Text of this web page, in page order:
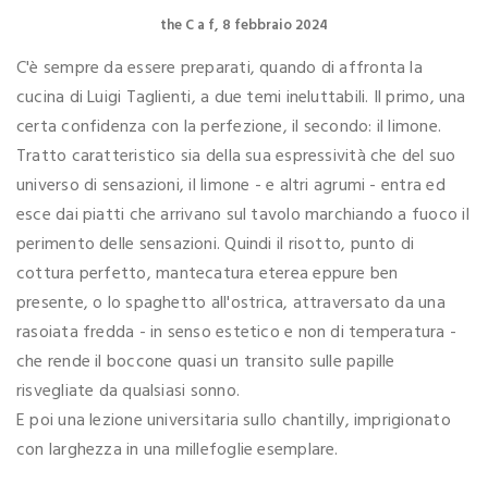
the C a f 8 febbraio 2024
C'è sempre da essere preparati, quando di affronta la
cucina di Luigi Taglienti, a due temi ineluttabili. Il primo, una
certa confidenza con la perfezione, il secondo: il limone.
Tratto caratteristico sia della sua espressività che del suo
universo di sensazioni, il limone - e altri agrumi - entra ed
esce dai piatti che arrivano sul tavolo marchiando a fuoco il
perimento delle sensazioni. Quindi il risotto, punto di
cottura perfetto, mantecatura eterea eppure ben
presente, o lo spaghetto all'ostrica, attraversato da una
rasoiata fredda - in senso estetico e non di temperatura -
che rende il boccone quasi un transito sulle papille
risvegliate da qualsiasi sonno.
E poi una lezione universitaria sullo chantilly, imprigionato
con larghezza in una millefoglie esemplare.